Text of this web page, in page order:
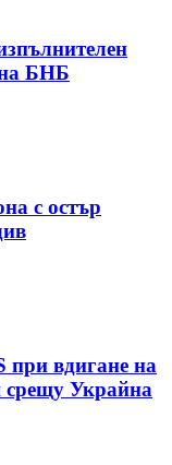
БНБ
с остър
при вдигане на
срещу Украйна